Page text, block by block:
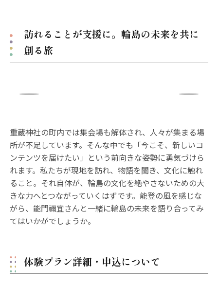
訪れることが支援に。輪島の未来を共に
創る旅
重蔵神社の町内では集会場も解体され、人々が集まる場
所が不足しています。そんな中でも「今こそ、新しいコ
ンテンツを届けたい」という前向きな姿勢に勇気づけら
れます。私たちが現地を訪れ、物語を聞き、文化に触れ
ること。それ自体が、輪島の文化を絶やさないための大
きな力へとつながっていくはずです。能登の風を感じな
がら、能門禰宜さんと一緒に輪島の未来を語り合ってみ
てはいかがでしょうか。
体験プラン詳細・申込について